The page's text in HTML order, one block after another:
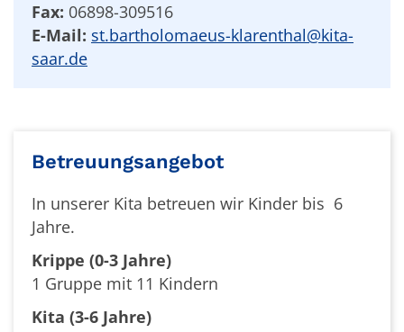
Fax: 06898-309516
E-Mail: st.bartholomaeus-klarenthal@kita-
saar.de
Betreuungsangebot
In unserer Kita betreuen wir Kinder bis 6
Jahre.
Krippe (0-3 Jahre)
1 Gruppe mit 11 Kindern
Kita (3-6 Jahre)